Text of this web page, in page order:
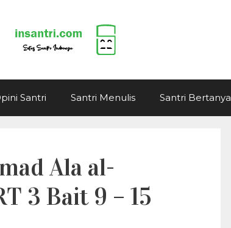
Santri Santri Menulis Santri Bertanya
Ala al-
3 Bait 9 – 15